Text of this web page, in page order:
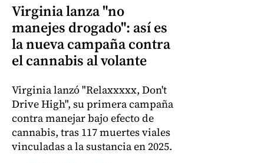
Virginia lanza "no
manejes drogado": así es
la nueva campaña contra
el cannabis al volante
Virginia lanzó "Relaxxxxx, Don't
Drive High", su primera campaña
contra manejar bajo efecto de
cannabis, tras 117 muertes viales
vinculadas a la sustancia en 2025.